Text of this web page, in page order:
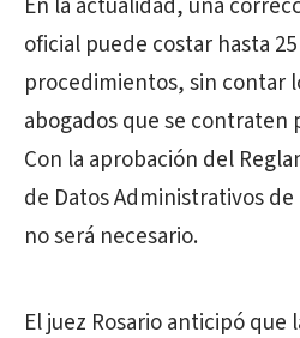
En la actualidad, una
oficial puede costar hasta
procedimientos, sin contar
abogados que se contraten
Con la aprobación del
de Datos Administrativos
no será necesario.
El juez Rosario anticipó que